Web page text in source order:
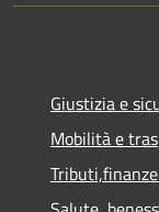
Giustizia e
Mobilità e